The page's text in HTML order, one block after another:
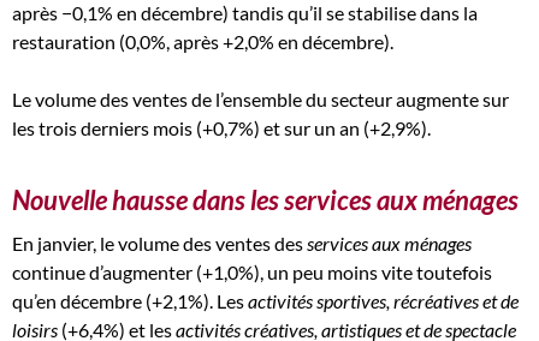
après −0,1% en décembre) tandis qu’il se stabilise dans la
restauration (0,0%, après +2,0% en décembre).
Le volume des ventes de l’ensemble du secteur augmente sur
les trois derniers mois (+0,7%) et sur un an (+2,9%).
Nouvelle hausse dans les services aux ménages
En janvier, le volume des ventes desservices aux ménages
continue d’augmenter (+1,0%), un peu moins vite toutefois
qu’en décembre (+2,1%). Lesactivités sportives, récréatives et de
loisirs (+6,4%) et lesactivités créatives, artistiques et de spectacle